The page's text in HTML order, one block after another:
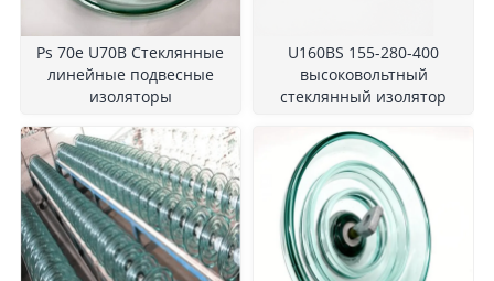
Ps 70e U70B Стеклянные
линейные подвесные
изоляторы
U160BS 155-280-400
высоковольтный
стеклянный изолятор